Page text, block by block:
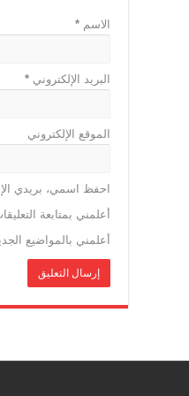
الاسم *
البريد الإلكتروني *
الموقع الإلكتروني
احفظ اسمي، بريدي
أعلمني بمتابعة
أعلمني بالمواضيع